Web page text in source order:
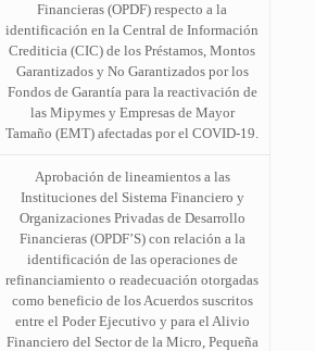
Financieras (OPDF) respecto a la
identificación en la Central de Información
Crediticia (CIC) de los Préstamos, Montos
Garantizados y No Garantizados por los
Fondos de Garantía para la reactivación de
las Mipymes y Empresas de Mayor
Tamaño (EMT) afectadas por el COVID-19.
Aprobación de lineamientos a las
Instituciones del Sistema Financiero y
Organizaciones Privadas de Desarrollo
Financieras (OPDF’S) con relación a la
identificación de las operaciones de
refinanciamiento o readecuación otorgadas
como beneficio de los Acuerdos suscritos
entre el Poder Ejecutivo y para el Alivio
Financiero del Sector de la Micro, Pequeña